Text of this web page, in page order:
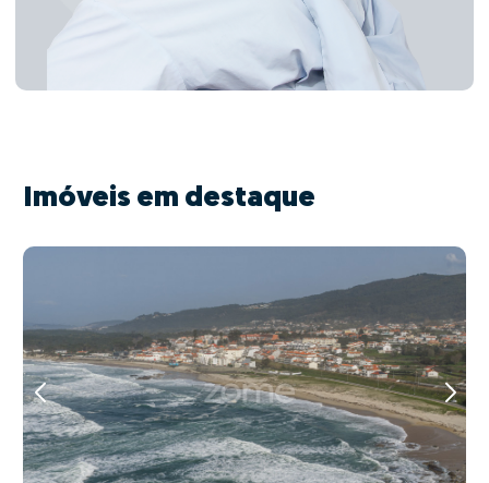
Imóveis em destaque